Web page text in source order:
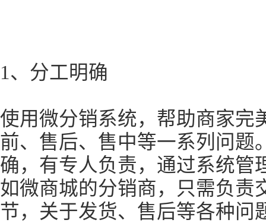
1、分工明确
使用微分销系统，帮助商家完
前、售后、售中等一系列问题
确，有专人负责，通过系统管
如微商城的分销商，只需负责
节，关于发货、售后等各种问